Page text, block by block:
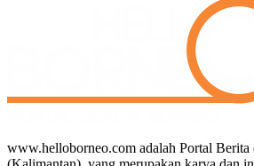
www.helloborneo.com adalah Portal Berita